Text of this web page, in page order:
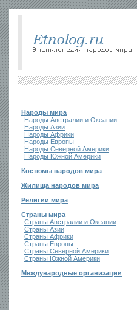
Народы мира
Народы Австралии и Океании
Народы Азии
Народы Африки
Народы Европы
Народы Северной Америки
Народы Южной Америки
Костюмы народов мира
Жилища народов мира
Религии мира
Страны мира
Страны Австралии и Океании
Страны Азии
Страны Африки
Страны Европы
Страны Северной Америки
Страны Южной Америки
Международные организации